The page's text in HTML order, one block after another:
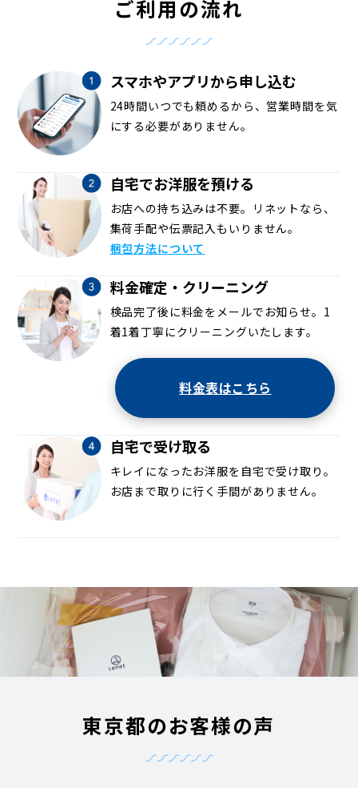
ご利用の流れ
スマホやアプリから申し込む
24時間いつでも頼めるから、営業時間を気
にする必要がありません。
自宅でお洋服を預ける
お店への持ち込みは不要。リネットなら、
集荷手配や伝票記入もいりません。
梱包方法について
料金確定・クリーニング
検品完了後に料金をメールでお知らせ。1
着1着丁寧にクリーニングいたします。
料金表はこちら
自宅で受け取る
キレイになったお洋服を自宅で受け取り。
お店まで取りに行く手間がありません。
東京都のお客様の声